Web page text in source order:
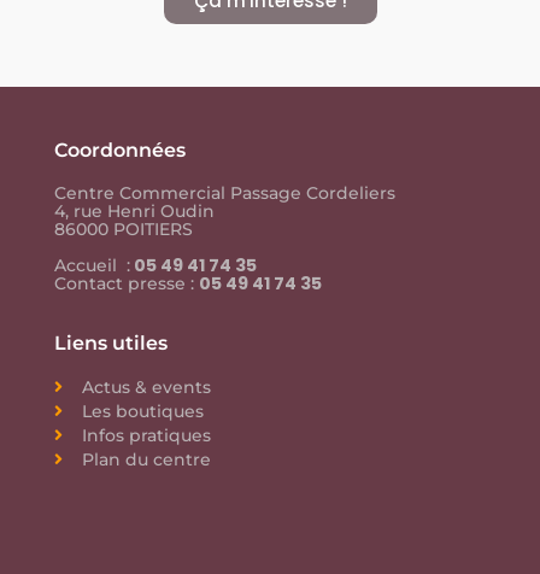
Coordonnées
Centre Commercial Passage Cordeliers
4, rue Henri Oudin
86000 POITIERS
Accueil : 05 49 41 74 35
Contact presse : 05 49 41 74 35
Liens utiles
Actus & events
Les boutiques
Infos pratiques
Plan du centre